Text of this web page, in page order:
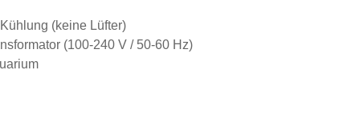
(keine Lüfter)
(100-240 V / 50-60 Hz)